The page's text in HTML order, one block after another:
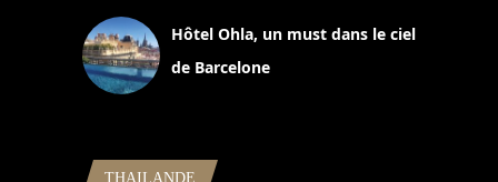
Hôtel Ohla, un must dans le ciel
de Barcelone
THAILANDE